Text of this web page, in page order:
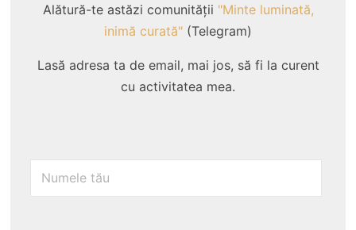
Alătură-te astăzi comunității "Minte luminată,
inimă curată" (Telegram)
Lasă adresa ta de email, mai jos, să fi la curent
cu activitatea mea.